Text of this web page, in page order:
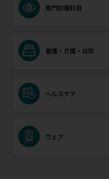
専門診療科目
看護・介護・往診
ヘルスケア
ウェア